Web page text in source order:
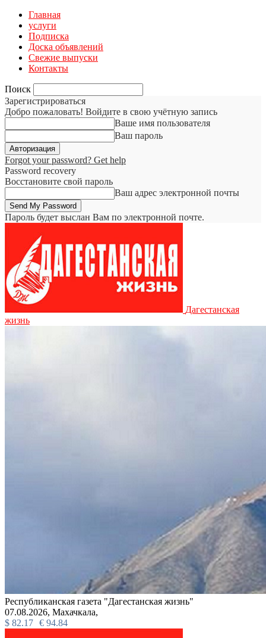
Главная
услуги
Подписка
Доска объявлений
Свежие выпуски
Контакты
Поиск
Зарегистрироваться
Добро пожаловать! Войдите в свою учётную запись
Ваше имя пользователя
Ваш пароль
Forgot your password? Get help
Password recovery
Восстановите свой пароль
Ваш адрес электронной почты
Пароль будет выслан Вам по электронной почте.
Дагестанская
жизнь
Республиканская газета "Дагестанская жизнь"
07.08.2026, Махачкала,
$ 82.17 € 94.84